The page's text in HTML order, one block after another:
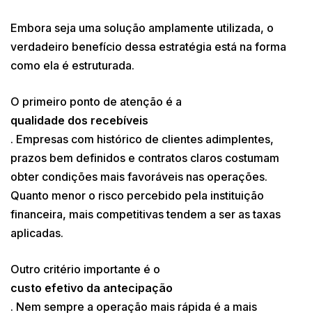
Embora seja uma solução amplamente utilizada, o
verdadeiro benefício dessa estratégia está na forma
como ela é estruturada.
O primeiro ponto de atenção é a
qualidade dos recebíveis
. Empresas com histórico de clientes adimplentes,
prazos bem definidos e contratos claros costumam
obter condições mais favoráveis nas operações.
Quanto menor o risco percebido pela instituição
financeira, mais competitivas tendem a ser as taxas
aplicadas.
Outro critério importante é o
custo efetivo da antecipação
. Nem sempre a operação mais rápida é a mais